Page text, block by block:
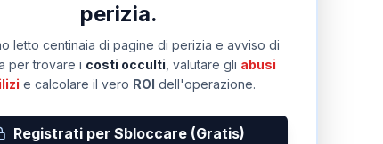
perizia.
letto centinaia di pagine di perizia e avviso di
per trovare i costi occulti , valutare gli abusi
e calcolare il vero ROI dell'operazione.
Registrati per Sbloccare (Gratis)